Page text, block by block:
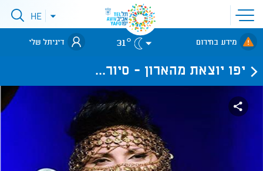
פתיחת
תפריט
אתר
לאתר עיריית
תל-אביב
פתיחתHE
מידע בחירום 31° דיגיתל שלי
יפו יוצאת מהארון - סיור...